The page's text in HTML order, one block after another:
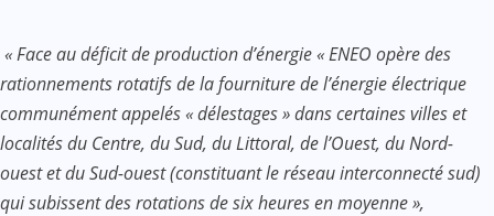
« Face au déficit de production d’énergie «ENEO opère des
rationnements rotatifs de la fourniture de l’énergie électrique
communément appelés « délestages » dans certaines villes et
localités du Centre, du Sud, du Littoral, de l’Ouest, du Nord-
ouest et du Sud-ouest (constituant le réseau interconnecté sud)
qui subissent des rotations de six heures en moyenne »,